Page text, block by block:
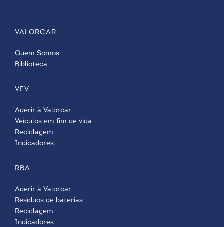
VALORCAR
Quem Somos
Biblioteca
VFV
Aderir à Valorcar
Veículos em fim de vida
Reciclagem
Indicadores
RBA
Aderir à Valorcar
Resíduos de baterias
Reciclagem
Indicadores